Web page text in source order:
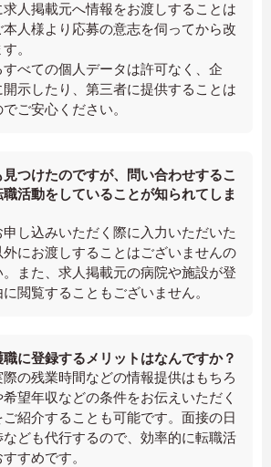
人掲載元へ情報をお渡しすることは
人様より応募の意志を伺ってから改
。
べての個人データは許可なく、企
示したり、第三者に提供することは
ご安心ください。
つけたのですが、問い合わせするこ
職活動をしていることが知られてしま
し込みいただく際に入力いただいた
にお渡しすることはございませんの
また、求人掲載元の病院や施設が登
閲覧することもございません。
に登録するメリットはなんですか？
の残業時間などの情報提供はもちろ
望年収などの条件をお伝えいただく
紹介することも可能です。面接の日
ども代行するので、効率的に転職活
すめです。